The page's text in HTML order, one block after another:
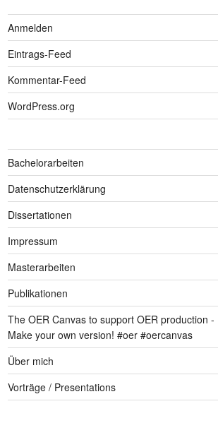
Anmelden
Eintrags-Feed
Kommentar-Feed
WordPress.org
Bachelorarbeiten
Datenschutzerklärung
Dissertationen
Impressum
Masterarbeiten
Publikationen
The OER Canvas to support OER production -
Make your own version! #oer #oercanvas
Über mich
Vorträge / Presentations